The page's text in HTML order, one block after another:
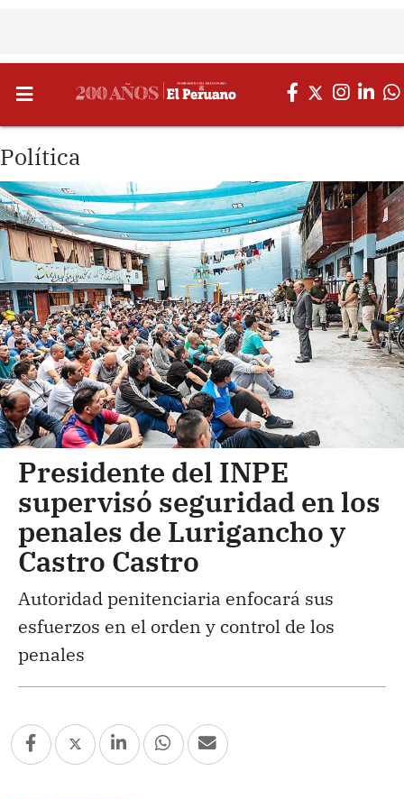
Política
Presidente del INPE
supervisó seguridad en los
penales de Lurigancho y
Castro Castro
Autoridad penitenciaria enfocará sus
esfuerzos en el orden y control de los
penales